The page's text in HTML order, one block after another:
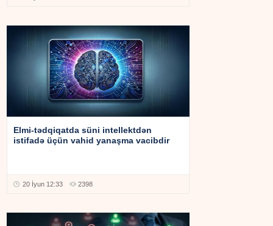
Elmi-tədqiqatda süni intellektdən
istifadə üçün vahid yanaşma vacibdir
20 İyun 12:33 2398